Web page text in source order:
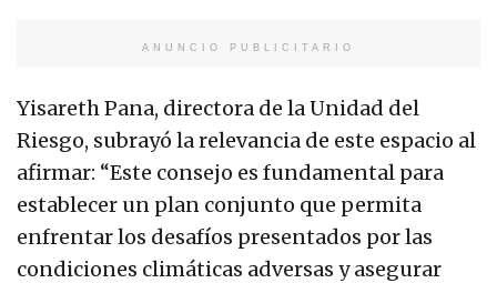
ANUNCIO PUBLICITARIO
Yisareth Pana, directora de la Unidad del
Riesgo, subrayó la relevancia de este espacio al
afirmar: “Este consejo es fundamental para
establecer un plan conjunto que permita
enfrentar los desafíos presentados por las
condiciones climáticas adversas y asegurar